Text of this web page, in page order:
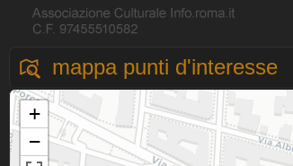
mappa punti d'interesse
+
−